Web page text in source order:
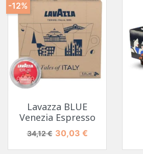
Lavazza BLUE
Venezia Espresso
Prix de base
34,12 € Prix
30,03 €
-12%